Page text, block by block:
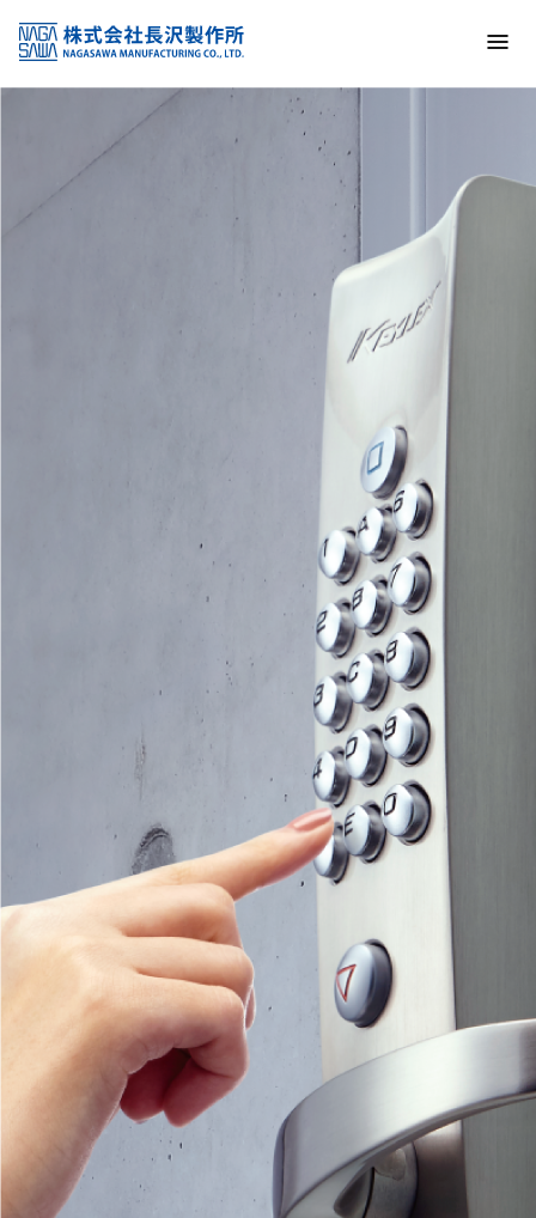
NAGASAWA MFG. CO., LTD.
信頼と技術で未来の安全を支える